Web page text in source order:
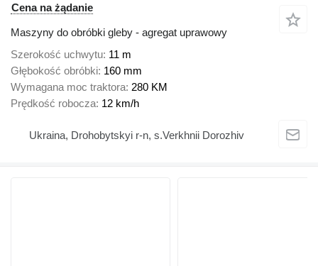
Cena na żądanie
Maszyny do obróbki gleby - agregat uprawowy
Szerokość uchwytu 11 m
Głębokość obróbki 160 mm
Wymagana moc traktora 280 KM
Prędkość robocza 12 km/h
Ukraina, Drohobytskyi r-n, s.Verkhnii Dorozhiv